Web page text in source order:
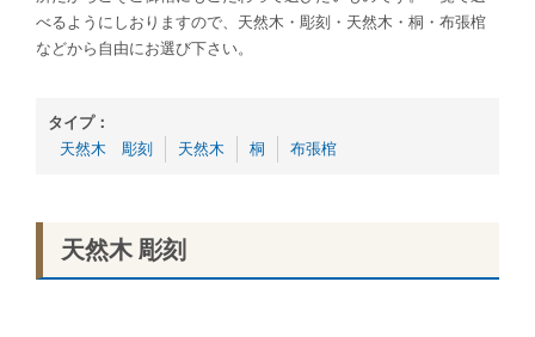
べるようにしおりますので、天然木・彫刻・天然木・桐・布張棺
などから自由にお選び下さい。
タイプ：
天然木 彫刻
天然木 桐 布張棺
天然木 彫刻